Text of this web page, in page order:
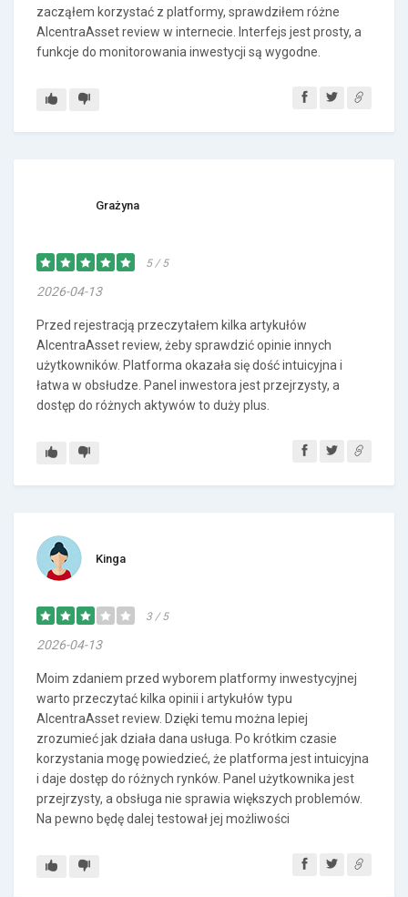
zacząłem korzystać z platformy, sprawdziłem różne
AlcentraAsset review w internecie. Interfejs jest prosty, a
funkcje do monitorowania inwestycji są wygodne.
Grażyna
5 / 5
2026-04-13
Przed rejestracją przeczytałem kilka artykułów
AlcentraAsset review, żeby sprawdzić opinie innych
użytkowników. Platforma okazała się dość intuicyjna i
łatwa w obsłudze. Panel inwestora jest przejrzysty, a
dostęp do różnych aktywów to duży plus.
Kinga
3 / 5
2026-04-13
Moim zdaniem przed wyborem platformy inwestycyjnej
warto przeczytać kilka opinii i artykułów typu
AlcentraAsset review. Dzięki temu można lepiej
zrozumieć jak działa dana usługa. Po krótkim czasie
korzystania mogę powiedzieć, że platforma jest intuicyjna
i daje dostęp do różnych rynków. Panel użytkownika jest
przejrzysty, a obsługa nie sprawia większych problemów.
Na pewno będę dalej testował jej możliwości